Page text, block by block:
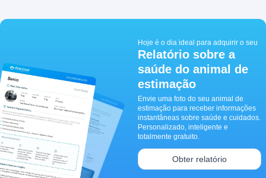
Hoje é o dia ideal para adquirir o seu
Relatório sobre a
saúde do animal de
estimação
Envie uma foto do seu animal de
estimação para receber informações
instantâneas sobre saúde e cuidados.
Personalizado, inteligente e
totalmente gratuito.
Obter relatório